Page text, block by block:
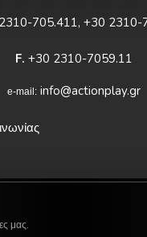
705.411, +30 2310-
F. +30 2310-7059.11
e-mail: info@actionplay.gr
μας.